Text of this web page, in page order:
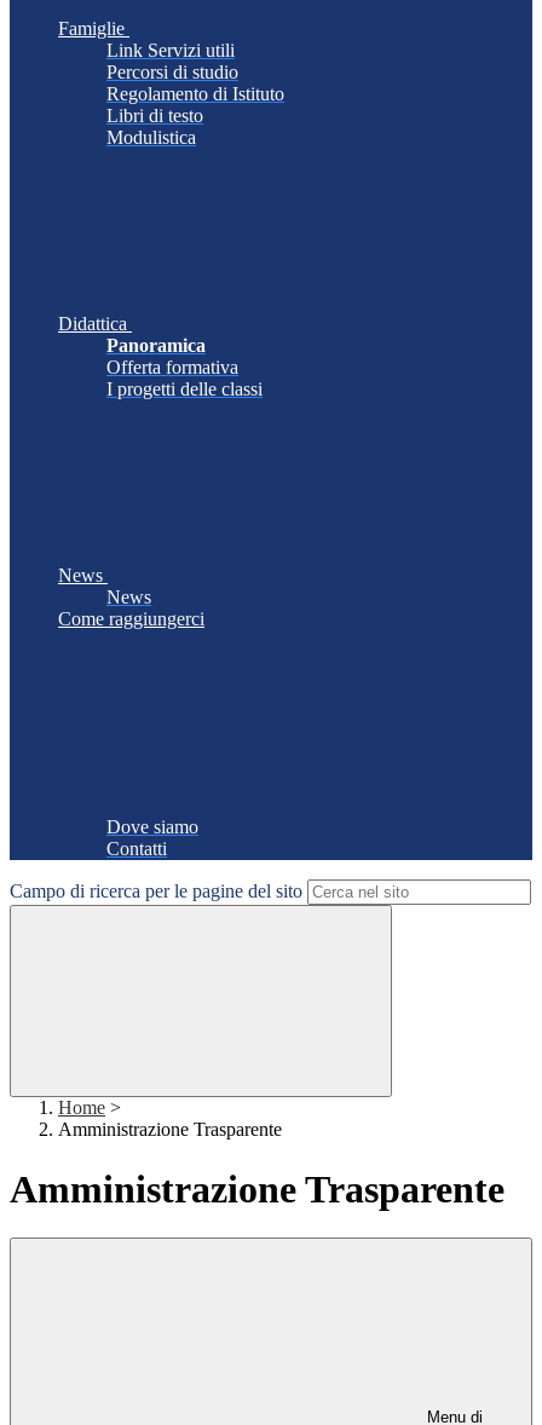
Famiglie
Link Servizi utili
Percorsi di studio
Regolamento di Istituto
Libri di testo
Modulistica
Didattica
Panoramica
Offerta formativa
I progetti delle classi
News
News
Come raggiungerci
Dove siamo
Contatti
Campo di ricerca per le pagine del sito
Home >
Amministrazione Trasparente
Amministrazione Trasparente
Menu di